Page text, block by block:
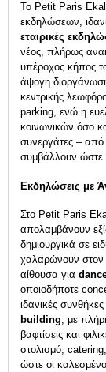
Το Petit Paris
εκδηλώσεων,
εταιρικές
νέος, πλήρως
υπέροχος κήπος
άψογη
κεντρικής
parking, ενώ η
κοινωνικών όσο
συνεργάτες –
συμβάλλουν ώστε
Εκδηλώσεις με
Στο Petit Paris
απολαμβάνουν
δημιουργικά σε
χαλαρώνουν στον
αίθουσα για
οποιοδήποτε
ιδανικές συνθήκες
building , με
βαφτίσεις και
στολισμό,
ώστε οι